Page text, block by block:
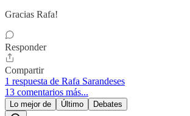
Gracias Rafa!
Responder
Compartir
1 respuesta de Rafa Sarandeses
13 comentarios más...
Lo mejor de Último Debates